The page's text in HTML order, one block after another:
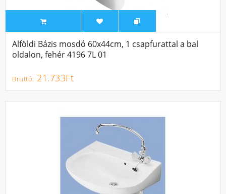
Alföldi Bázis mosdó 60x44cm, 1 csapfurattal a bal
oldalon, fehér 4196 7L 01
21.733Ft